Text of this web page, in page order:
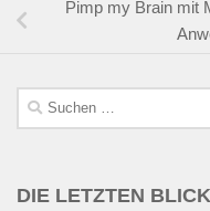
Pimp my Brain mit
Suchen
nach:
DIE LETZTEN